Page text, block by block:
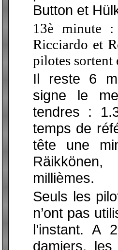
Button et
13è minute :
Ricciardo et
pilotes sortent
Il reste 6
signe le
tendres :
temps de
tête une
millièmes.
Seuls les
n’ont pas
l’instant. A
damiers,